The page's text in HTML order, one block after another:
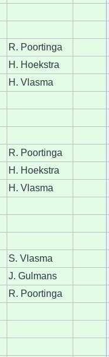
R. Poortinga
H. Hoekstra
H. Vlasma
R. Poortinga
H. Hoekstra
H. Vlasma
S. Vlasma
J. Gulmans
R. Poortinga